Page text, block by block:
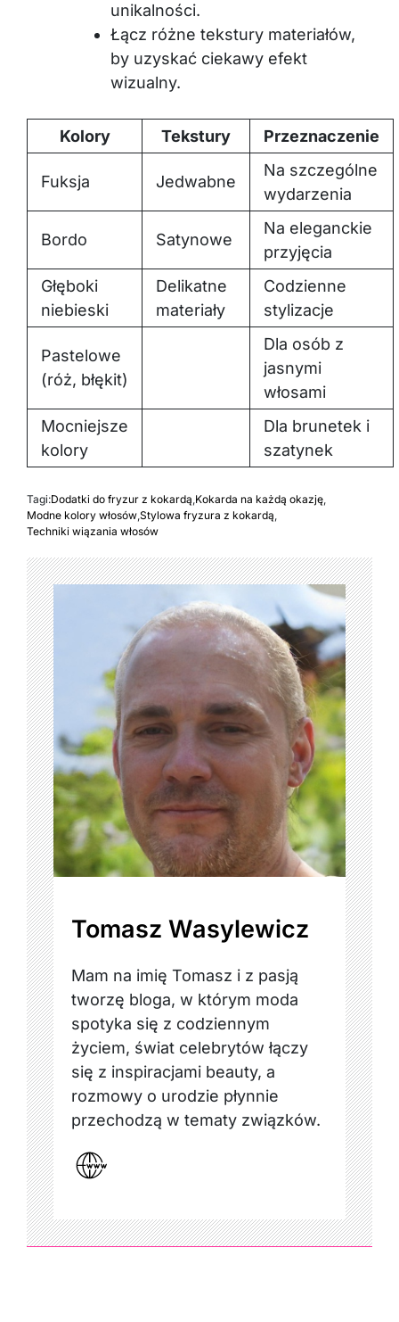
unikalności.
Łącz różne tekstury materiałów,
by uzyskać ciekawy efekt
wizualny.
Kolory Tekstury Przeznaczenie
Fuksja Jedwabne
Na szczególne
wydarzenia
Bordo Satynowe
Na eleganckie
przyjęcia
Głęboki
niebieski
Delikatne
materiały
Codzienne
stylizacje
Pastelowe
(róż, błękit)
Dla osób z
jasnymi
włosami
Mocniejsze
kolory
Dla brunetek i
szatynek
Tagi:Dodatki do fryzur z kokardą,Kokarda na każdą okazję,
Modne kolory włosów,Stylowa fryzura z kokardą,
Techniki wiązania włosów
Tomasz Wasylewicz
Mam na imię Tomasz i z pasją
tworzę bloga, w którym moda
spotyka się z codziennym
życiem, świat celebrytów łączy
się z inspiracjami beauty, a
rozmowy o urodzie płynnie
przechodzą w tematy związków.